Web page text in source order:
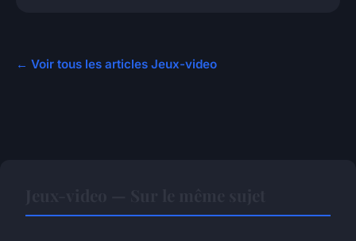
← Voir tous les articles Jeux-video